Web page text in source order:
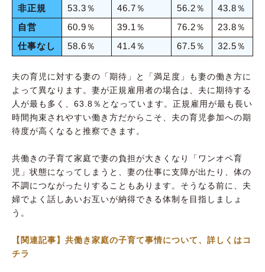
非正規
53.3％ 46.7％ 56.2％
43.8％
自営
60.9％ 39.1％ 76.2％
23.8％
仕事なし
58.6％ 41.4％ 67.5％ 32.5％
夫の育児に対する妻の「期待」と「満足度」も妻の働き方に
よって異なります。妻が正規雇用者の場合は、夫に期待する
人が最も多く、63.8％となっています。正規雇用が最も長い
時間拘束されやすい働き方だからこそ、夫の育児参加への期
待度が高くなると推察できます。
共働きの子育て家庭で妻の負担が大きくなり「ワンオペ育
児」状態になってしまうと、妻の仕事に支障が出たり、体の
不調につながったりすることもあります。そうなる前に、夫
婦でよく話しあいお互いが納得できる体制を目指しましょ
う。
【関連記事】共働き家庭の子育て事情について、詳しくはコ
チラ